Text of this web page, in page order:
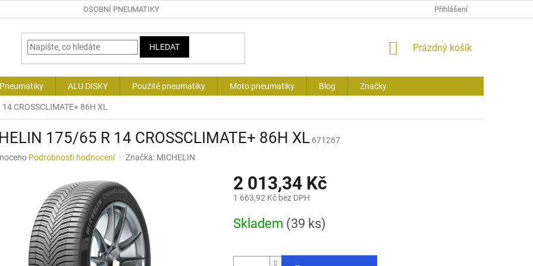
OSOBNÍ PNEUMATIKY Přihlášení
HLEDAT
NÁKUPNÍ
Prázdný košík
ALU DISKY Použité pneumatiky Moto pneumatiky Blog Značky
CROSSCLIMATE+ 86H XL
175/65 R 14 CROSSCLIMATE+ 86H XL 671267
Podrobnosti hodnocení Značka: MICHELIN
2 013,34 Kč
1 663,92 Kč bez DPH
cena:
Skladem (39 ks)